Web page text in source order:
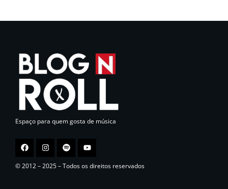
Espaço para quem gosta de música
© 2012 – 2025 – Todos os direitos reservados